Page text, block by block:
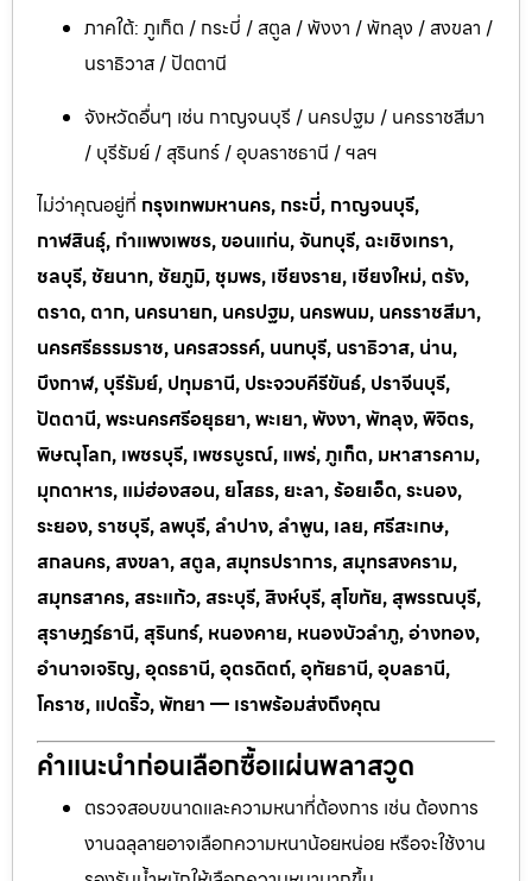
ภาคใต้: ภูเก็ต / กระบี่ / สตูล / พังงา / พัทลุง / สงขลา /
นราธิวาส / ปัตตานี
จังหวัดอื่นๆ เช่น กาญจนบุรี / นครปฐม / นครราชสีมา
/ บุรีรัมย์ / สุรินทร์ / อุบลราชธานี / ฯลฯ
ไม่ว่าคุณอยู่ที่ กรุงเทพมหานคร, กระบี่, กาญจนบุรี,
กาฬสินธุ์, กำแพงเพชร, ขอนแก่น, จันทบุรี, ฉะเชิงเทรา,
ชลบุรี, ชัยนาท, ชัยภูมิ, ชุมพร, เชียงราย, เชียงใหม่, ตรัง,
ตราด, ตาก, นครนายก, นครปฐม, นครพนม, นครราชสีมา,
นครศรีธรรมราช, นครสวรรค์, นนทบุรี, นราธิวาส, น่าน,
บึงกาฬ, บุรีรัมย์, ปทุมธานี, ประจวบคีรีขันธ์, ปราจีนบุรี,
ปัตตานี, พระนครศรีอยุธยา, พะเยา, พังงา, พัทลุง, พิจิตร,
พิษณุโลก, เพชรบุรี, เพชรบูรณ์, แพร่, ภูเก็ต, มหาสารคาม,
มุกดาหาร, แม่ฮ่องสอน, ยโสธร, ยะลา, ร้อยเอ็ด, ระนอง,
ระยอง, ราชบุรี, ลพบุรี, ลำปาง, ลำพูน, เลย, ศรีสะเกษ,
สกลนคร, สงขลา, สตูล, สมุทรปราการ, สมุทรสงคราม,
สมุทรสาคร, สระแก้ว, สระบุรี, สิงห์บุรี, สุโขทัย, สุพรรณบุรี,
สุราษฎร์ธานี, สุรินทร์, หนองคาย, หนองบัวลำภู, อ่างทอง,
อำนาจเจริญ, อุดรธานี, อุตรดิตถ์, อุทัยธานี, อุบลธานี,
โคราช, แปดริ้ว, พัทยา — เราพร้อมส่งถึงคุณ
คำแนะนำก่อนเลือกซื้อแผ่นพลาสวูด
ตรวจสอบขนาดและความหนาที่ต้องการ เช่น ต้องการ
งานฉลุลายอาจเลือกความหนาน้อยหน่อย หรือจะใช้งาน